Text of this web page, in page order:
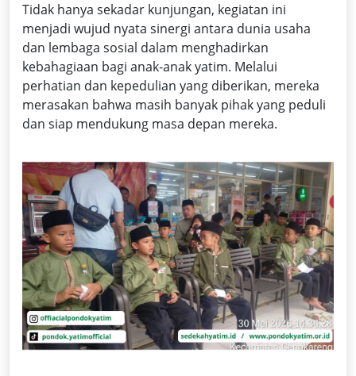
Tidak hanya sekadar kunjungan, kegiatan ini
menjadi wujud nyata sinergi antara dunia usaha
dan lembaga sosial dalam menghadirkan
kebahagiaan bagi anak-anak yatim. Melalui
perhatian dan kepedulian yang diberikan, mereka
merasakan bahwa masih banyak pihak yang peduli
dan siap mendukung masa depan mereka.